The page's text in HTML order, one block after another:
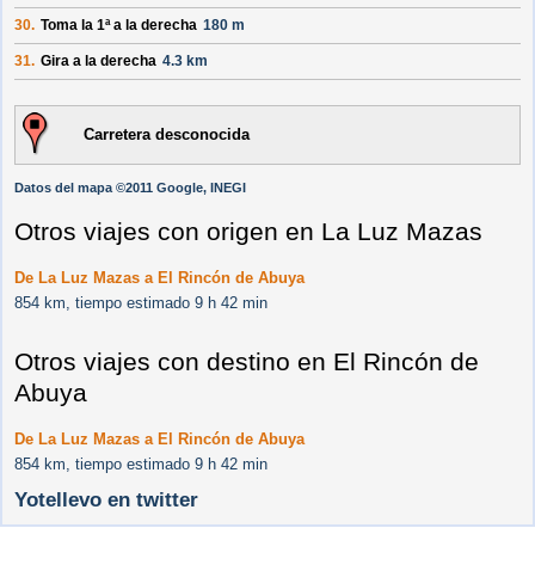
30. Toma la 1ª a la derecha 180 m
31. Gira a la derecha 4.3 km
Carretera desconocida
Datos del mapa ©2011 Google, INEGI
Otros viajes con origen en La Luz Mazas
De La Luz Mazas a El Rincón de Abuya
854 km, tiempo estimado 9 h 42 min
Otros viajes con destino en El Rincón de
Abuya
De La Luz Mazas a El Rincón de Abuya
854 km, tiempo estimado 9 h 42 min
Yotellevo en twitter